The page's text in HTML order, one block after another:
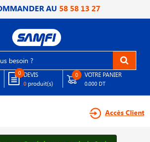
AU 58 58 13 27
0 DEVIS
0 produit(s)
0 VOTRE PANIER
0.000 DT
Accès Client